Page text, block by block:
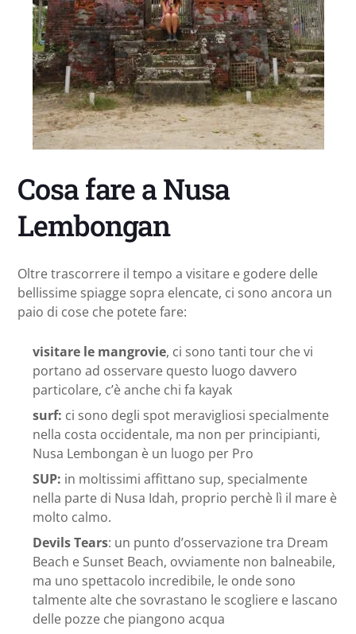
Cosa fare a Nusa
Lembongan
Oltre trascorrere il tempo a visitare e godere delle
bellissime spiagge sopra elencate, ci sono ancora un
paio di cose che potete fare:
visitare le mangrovie, ci sono tanti tour che vi
portano ad osservare questo luogo davvero
particolare, c’è anche chi fa kayak
surf: ci sono degli spot meravigliosi specialmente
nella costa occidentale, ma non per principianti,
Nusa Lembongan è un luogo per Pro
SUP: in moltissimi affittano sup, specialmente
nella parte di Nusa Idah, proprio perchè lì il mare è
molto calmo.
Devils Tears: un punto d’osservazione tra Dream
Beach e Sunset Beach, ovviamente non balneabile,
ma uno spettacolo incredibile, le onde sono
talmente alte che sovrastano le scogliere e lascano
delle pozze che piangono acqua